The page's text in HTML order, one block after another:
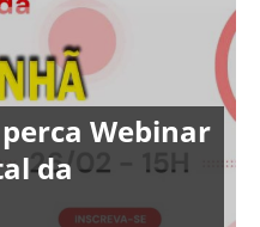
Webinar
da